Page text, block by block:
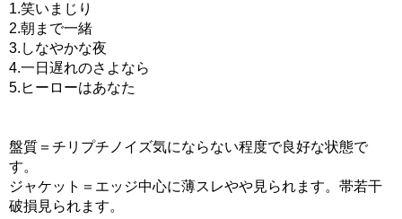
1.笑いまじり
2.朝まで一緒
3.しなやかな夜
4.一日遅れのさよなら
5.ヒーローはあなた
盤質＝チリプチノイズ気にならない程度で良好な状態で
す。
ジャケット＝エッジ中心に薄スレやや見られます。帯若干
破損見られます。